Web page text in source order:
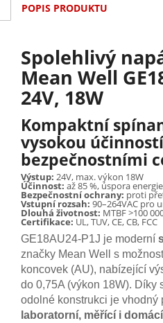
POPIS PRODUKTU
Spolehlivý
Mean Well
24V, 18W
Kompaktní
vysokou
bezpečnostními
Výstup: 24V, max. výkon 18W
Účinnost: až 85 %, úspora energie
Bezpečnostní ochrany: proti
Vstupní rozsah: 90–264VAC pro
Dlouhá životnost: MTBF >100
Certifikace: UL, TUV, CE, CB, FCC
GE18AU24-P1J je moderní
značky Mean Well s
koncovek (AU), nabízející
do 0,75A (výkon 18W). Díky
odolné konstrukci je vhodný
laboratorní, měřící i